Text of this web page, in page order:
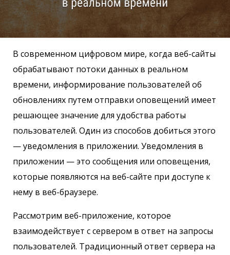
В современном цифровом мире, когда веб-сайты
обрабатывают потоки данных в реальном
времени, информирование пользователей об
обновлениях путем отправки оповещений имеет
решающее значение для удобства работы
пользователей. Один из способов добиться этого
— уведомления в приложении. Уведомления в
приложении — это сообщения или оповещения,
которые появляются на веб-сайте при доступе к
нему в веб-браузере.
Рассмотрим веб-приложение, которое
взаимодействует с сервером в ответ на запросы
пользователей. Традиционный ответ сервера на